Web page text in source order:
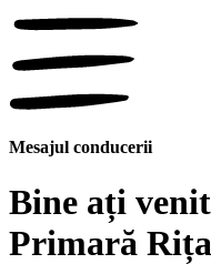
Mesajul conducerii
Bine ați
Primară